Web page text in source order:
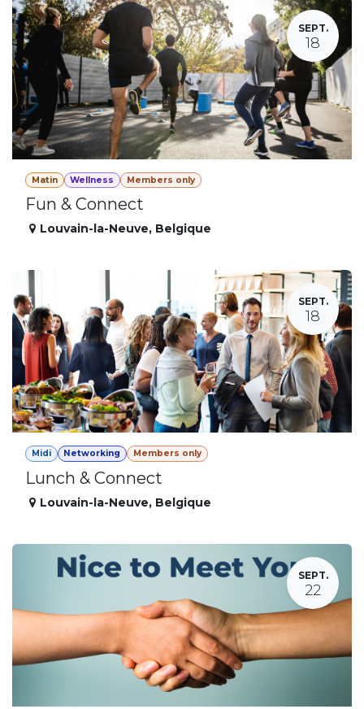
SEPT.
18
Matin Wellness Members only
Fun & Connect
Louvain-la-Neuve, Belgique
SEPT.
18
Midi Networking Members only
Lunch & Connect
Louvain-la-Neuve, Belgique
SEPT.
22